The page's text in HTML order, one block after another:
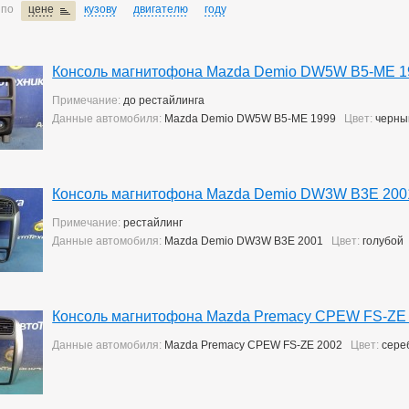
цене кузову двигателю году
Консоль магнитофона Mazda Demio DW5W B5-ME
Примечание: до рестайлинга
Данные автомобиля: Mazda Demio DW5W B5-ME 1999 Цвет:
Консоль магнитофона Mazda Demio DW3W B3E
Примечание: рестайлинг
Данные автомобиля: Mazda Demio DW3W B3E 2001 Цвет: голубой
Консоль магнитофона Mazda Premacy CPEW FS-
Данные автомобиля: Mazda Premacy CPEW FS-ZE 2002 Цвет: